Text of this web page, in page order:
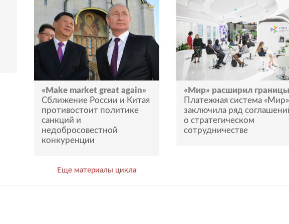
«Make market great again»
Сближение России и Китая
противостоит политике
санкций и
недобросовестной
конкуренции
«Мир» расширил границы
Платежная система «Мир»
заключила ряд
о стратегическом
сотрудничестве
Еще материалы цикла